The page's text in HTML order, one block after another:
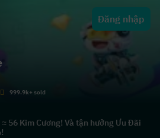
Đăng nhập
999.9k+ sold
56 Kim Cương! Và tận hưởng Ưu Đãi